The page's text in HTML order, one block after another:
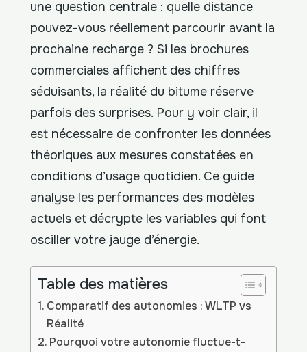
une question centrale : quelle distance
pouvez-vous réellement parcourir avant la
prochaine recharge ? Si les brochures
commerciales affichent des chiffres
séduisants, la réalité du bitume réserve
parfois des surprises. Pour y voir clair, il
est nécessaire de confronter les données
théoriques aux mesures constatées en
conditions d’usage quotidien. Ce guide
analyse les performances des modèles
actuels et décrypte les variables qui font
osciller votre jauge d’énergie.
Table des matières
Comparatif des autonomies : WLTP vs
Réalité
Pourquoi votre autonomie fluctue-t-